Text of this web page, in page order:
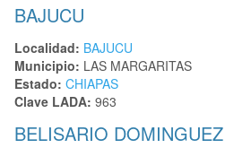
BAJUCU
Localidad: BAJUCU
Municipio: LAS MARGARITAS
Estado: CHIAPAS
Clave LADA: 963
BELISARIO DOMINGUEZ